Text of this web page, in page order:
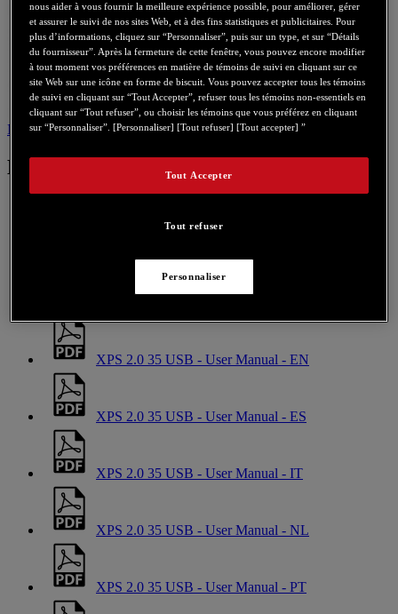
Manuel utilisateur Nous contacter pour ce produit
Manuel utilisateur
XPS 2.0 35 USB - User Manual - EN
XPS 2.0 35 USB - User Manual - ES
XPS 2.0 35 USB - User Manual - IT
XPS 2.0 35 USB - User Manual - NL
XPS 2.0 35 USB - User Manual - PT
nous aider à vous fournir la meilleure expérience possible, pour améliorer, gérer
et assurer le suivi de nos sites Web, et à des fins statistiques et publicitaires. Pour
plus d’informations, cliquez sur “Personnaliser”, puis sur un type, et sur “Détails
du fournisseur”. Après la fermeture de cette fenêtre, vous pouvez encore modifier
à tout moment vos préférences en matière de témoins de suivi en cliquant sur ce
site Web sur une icône en forme de biscuit. Vous pouvez accepter tous les témoins
de suivi en cliquant sur “Tout Accepter”, refuser tous les témoins non-essentiels en
cliquant sur “Tout refuser”, ou choisir les témoins que vous préférez en cliquant
sur “Personnaliser”. [Personnaliser] [Tout refuser] [Tout accepter] ”
Tout refuser
Tout Accepter
Personnaliser